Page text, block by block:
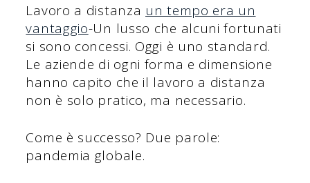
Lavoro a distanza un tempo era un
vantaggio-Un lusso che alcuni fortunati
si sono concessi. Oggi è uno standard.
Le aziende di ogni forma e dimensione
hanno capito che il lavoro a distanza
non è solo pratico, ma necessario.
Come è successo? Due parole:
pandemia globale.